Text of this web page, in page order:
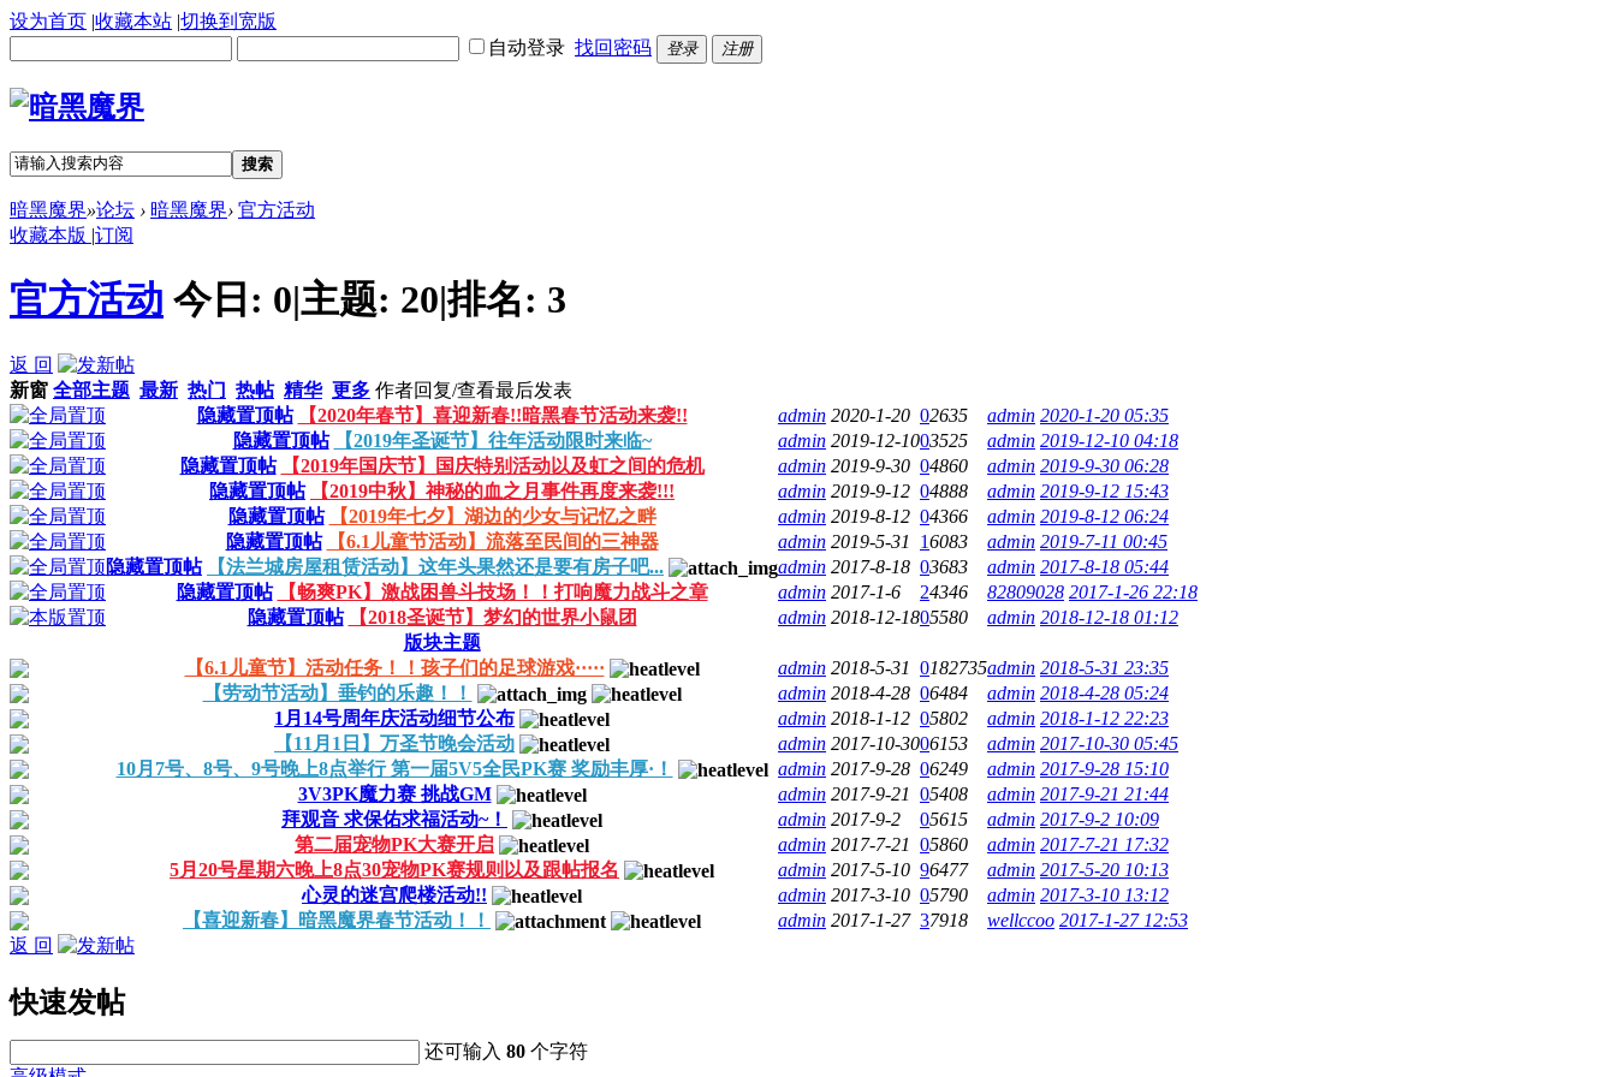
设为首页 |收藏本站 |切换到宽版
自动登录 找回密码 登录 注册
搜索
暗黑魔界»论坛 › 暗黑魔界› 官方活动
收藏本版 |订阅
官方活动 今日: 0|主题: 20|排名: 3
返 回
新窗 全部主题 最新 热门 热帖 精华 更多 作者回复/查看最后发表
隐藏置顶帖
【2020年春节】喜迎新春!!暗黑春节活动来袭!! admin 2020-1-20 02635 admin 2020-1-20 05:35
隐藏置顶帖
【2019年圣诞节】往年活动限时来临~ admin 2019-12-1003525 admin 2019-12-10 04:18
隐藏置顶帖
【2019年国庆节】国庆特别活动以及虹之间的危机 admin 2019-9-30 04860 admin 2019-9-30 06:28
隐藏置顶帖
【2019中秋】神秘的血之月事件再度来袭!!! admin 2019-9-12 04888 admin 2019-9-12 15:43
隐藏置顶帖
【2019年七夕】湖边的少女与记忆之畔 admin 2019-8-12 04366 admin 2019-8-12 06:24
隐藏置顶帖
【6.1儿童节活动】流落至民间的三神器 admin 2019-5-31 16083 admin 2019-7-11 00:45
隐藏置顶帖
【法兰城房屋租赁活动】这年头果然还是要有房子吧... admin 2017-8-18 03683 admin 2017-8-18 05:44
隐藏置顶帖
【畅爽PK】激战困兽斗技场！！打响魔力战斗之章 admin 2017-1-6 24346 82809028 2017-1-26 22:18
隐藏置顶帖
【2018圣诞节】梦幻的世界小鼠团 admin 2018-12-1805580 admin 2018-12-18 01:12
版块主题
【6.1儿童节】活动任务！！孩子们的足球游戏·····
admin 2018-5-31 0182735admin 2018-5-31 23:35
【劳动节活动】垂钓的乐趣！！
admin 2018-4-28 06484 admin 2018-4-28 05:24
1月14号周年庆活动细节公布
admin 2018-1-12 05802 admin 2018-1-12 22:23
【11月1日】万圣节晚会活动
admin 2017-10-3006153 admin 2017-10-30 05:45
10月7号、8号、9号晚上8点举行 第一届5V5全民PK赛 奖励丰厚·！
admin 2017-9-28 06249 admin 2017-9-28 15:10
3V3PK魔力赛 挑战GM
admin 2017-9-21 05408 admin 2017-9-21 21:44
拜观音 求保佑求福活动~！
admin 2017-9-2 05615 admin 2017-9-2 10:09
第二届宠物PK大赛开启
admin 2017-7-21 05860 admin 2017-7-21 17:32
5月20号星期六晚上8点30宠物PK赛规则以及跟帖报名
admin 2017-5-10 96477 admin 2017-5-20 10:13
心灵的迷宫爬楼活动!!
admin 2017-3-10 05790 admin 2017-3-10 13:12
【喜迎新春】暗黑魔界春节活动！！
admin 2017-1-27 37918 wellccoo 2017-1-27 12:53
返 回
快速发帖
还可输入80 个字符